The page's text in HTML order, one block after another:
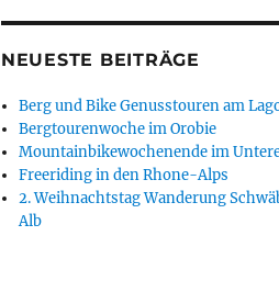
NEUESTE BEITRÄGE
Berg und Bike Genusstouren am
Bergtourenwoche im Orobie
Mountainbikewochenende im
Freeriding in den Rhone-Alps
2. Weihnachtstag Wanderung
Alb